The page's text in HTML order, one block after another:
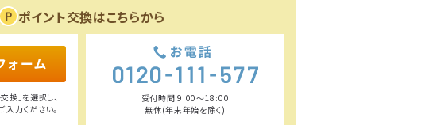
ポイント交換はこちらから
換」を選択し、
力ください。
受付時間 9:00〜18:00
無休(年末年始を除く)